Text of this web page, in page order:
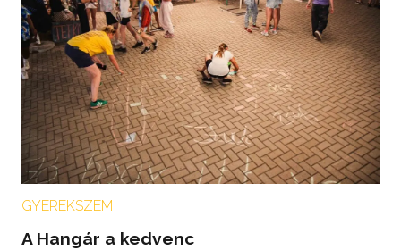
GYEREKSZEM
A Hangár a kedvenc